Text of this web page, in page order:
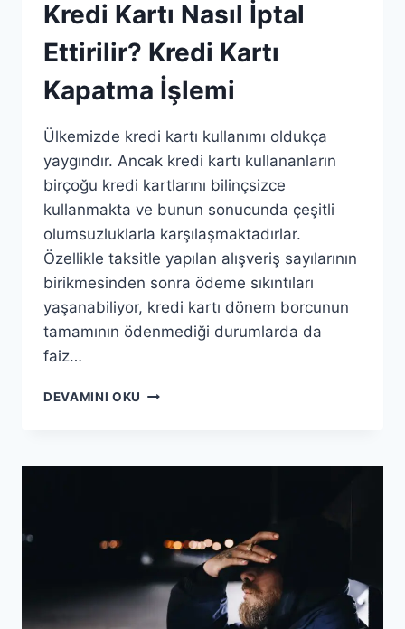
Kredi Kartı Nasıl İptal
Ettirilir? Kredi Kartı
Kapatma İşlemi
Ülkemizde kredi kartı kullanımı oldukça
yaygındır. Ancak kredi kartı kullananların
birçoğu kredi kartlarını bilinçsizce
kullanmakta ve bunun sonucunda çeşitli
olumsuzluklarla karşılaşmaktadırlar.
Özellikle taksitle yapılan alışveriş sayılarının
birikmesinden sonra ödeme sıkıntıları
yaşanabiliyor, kredi kartı dönem borcunun
tamamının ödenmediği durumlarda da
faiz…
DEVAMINI OKU KREDI
ETTIRILIR?
İŞLEMI